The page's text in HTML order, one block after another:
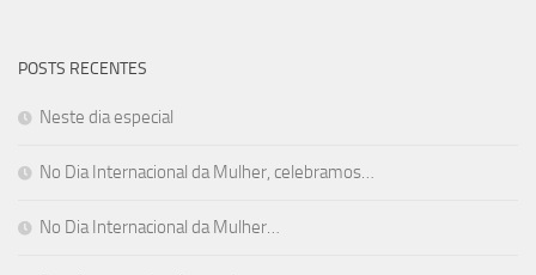
POSTS RECENTES
Neste dia especial
No Dia Internacional da Mulher, celebramos…
No Dia Internacional da Mulher…